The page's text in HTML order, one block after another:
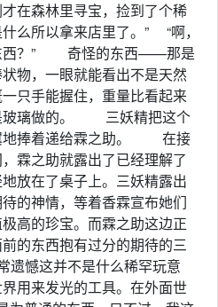
在森林里寻宝，捡到了个稀
么所以拿来店里了。” “啊，
西？” 奇怪的东西——那是
物，一眼就能看出不是天然
只手能握住，重量比看起来
玻璃做的。 三妖精把这个
地捧着递给霖之助。 在接
霖之助就露出了已经理解了
放在了桌子上。三妖精露出
的神情，等着香霖宣布她们
高的珍宝。而霖之助这边正
的东西抱有过分的期待的三
憾这并不是什么稀罕玩意
用来发光的工具。在外面世